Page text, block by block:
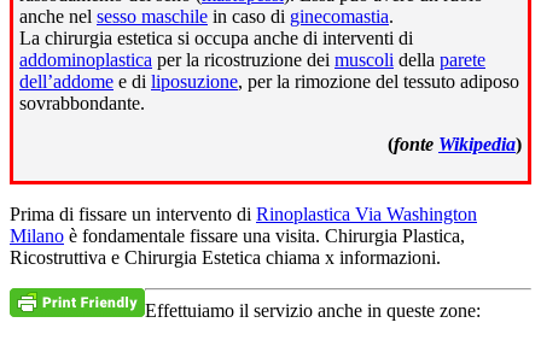
anche nel sesso maschile in caso di ginecomastia.
La chirurgia estetica si occupa anche di interventi di
addominoplastica per la ricostruzione dei muscoli della parete
dell’addome e di liposuzione, per la rimozione del tessuto adiposo
sovrabbondante.
(fonte Wikipedia)
Prima di fissare un intervento di Rinoplastica Via Washington
Milano è fondamentale fissare una visita. Chirurgia Plastica,
Ricostruttiva e Chirurgia Estetica chiama x informazioni.
Effettuiamo il servizio anche in queste zone: